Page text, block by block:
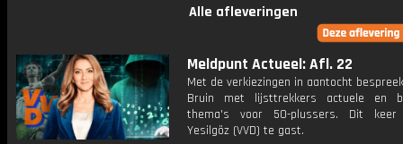
Alle afleveringen
Meldpunt Actueel: Afl. 22
Met de verkiezingen in aantocht
Bruin met lijsttrekkers actuele en
thema's voor 50-plussers. Dit
Yesilgöz (VVD) te gast.